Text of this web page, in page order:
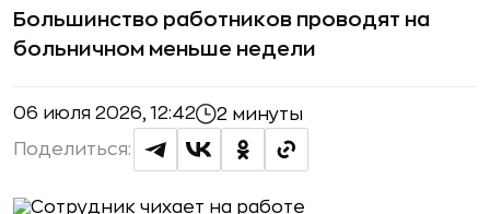
Большинство работников проводят на
больничном меньше недели
06 июля 2026, 12:42 2 минуты
Поделиться: